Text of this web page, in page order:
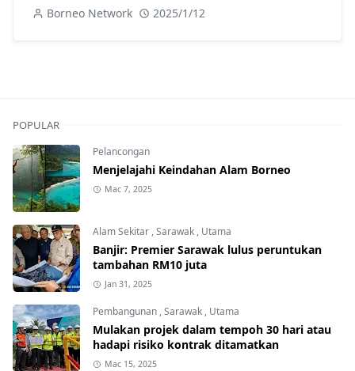
Borneo Network 2025/1/12
POPULAR
Pelancongan
Menjelajahi Keindahan Alam Borneo
Mac 7, 2025
Alam Sekitar ,Sarawak , Utama
Banjir: Premier Sarawak lulus peruntukan
tambahan RM10 juta
Jan 31, 2025
Pembangunan ,Sarawak , Utama
Mulakan projek dalam tempoh 30 hari atau
hadapi risiko kontrak ditamatkan
Mac 15, 2025